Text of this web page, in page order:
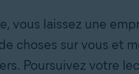
vous laissez une
choses sur vous et
Poursuivez votre